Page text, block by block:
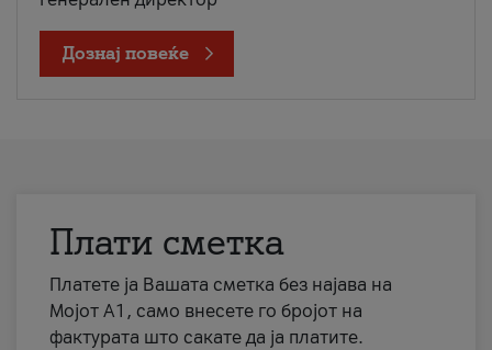
Дознај повеќе
Плати сметка
Платете ја Вашата сметка без најава на
Мојот А1, само внесете го бројот на
фактурата што сакате да ја платите.